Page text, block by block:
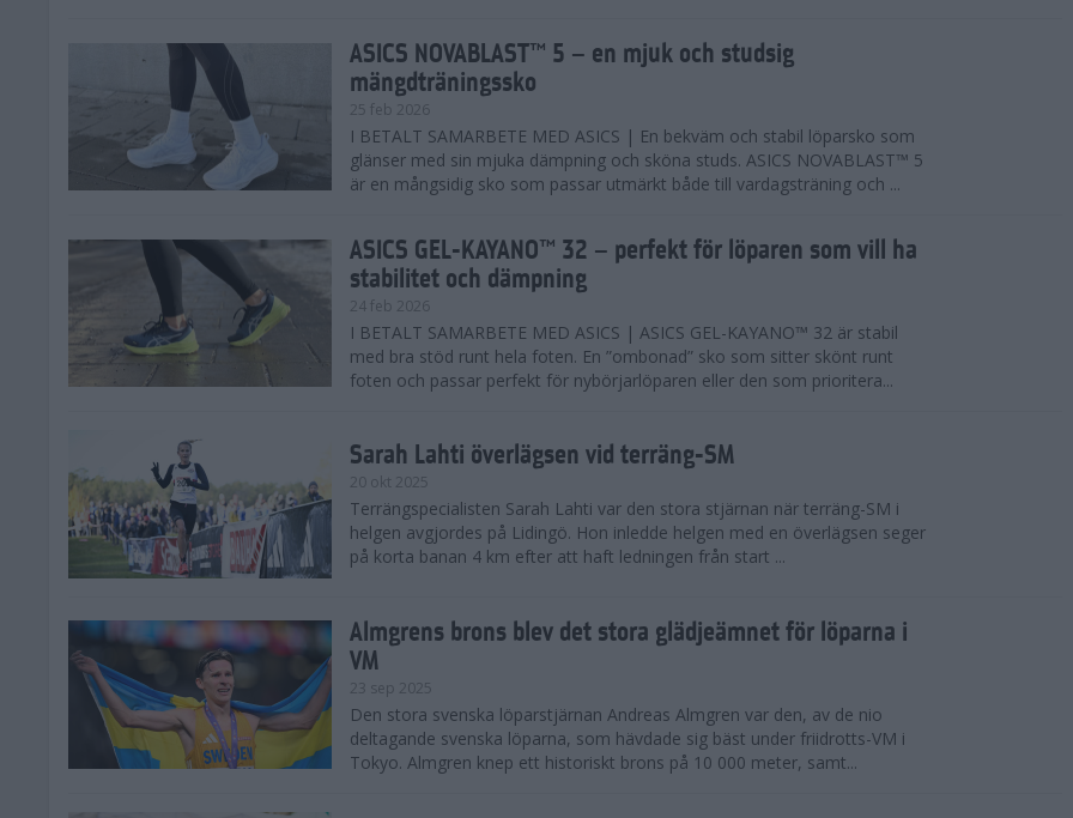
ASICS NOVABLAST™ 5 – en mjuk och studsig
mängdträningssko
25 feb 2026
I BETALT SAMARBETE MED ASICS | En bekväm och stabil löparsko som
glänser med sin mjuka dämpning och sköna studs. ASICS NOVABLAST™ 5
är en mångsidig sko som passar utmärkt både till vardagsträning och ...
ASICS GEL-KAYANO™ 32 – perfekt för löparen som vill ha
stabilitet och dämpning
24 feb 2026
I BETALT SAMARBETE MED ASICS | ASICS GEL-KAYANO™ 32 är stabil
med bra stöd runt hela foten. En ”ombonad” sko som sitter skönt runt
foten och passar perfekt för nybörjarlöparen eller den som prioritera...
Sarah Lahti överlägsen vid terräng-SM
20 okt 2025
Terrängspecialisten Sarah Lahti var den stora stjärnan när terräng-SM i
helgen avgjordes på Lidingö. Hon inledde helgen med en överlägsen seger
på korta banan 4 km efter att haft ledningen från start ...
Almgrens brons blev det stora glädjeämnet för löparna i
VM
23 sep 2025
Den stora svenska löparstjärnan Andreas Almgren var den, av de nio
deltagande svenska löparna, som hävdade sig bäst under friidrotts-VM i
Tokyo. Almgren knep ett historiskt brons på 10 000 meter, samt...